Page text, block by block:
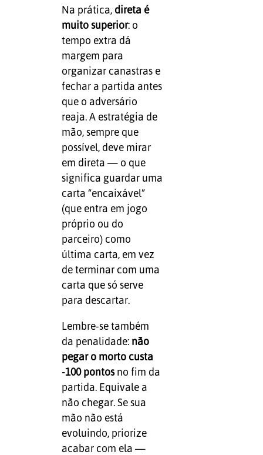
Na prática, direta é
muito superior: o
tempo extra dá
margem para
organizar canastras e
fechar a partida antes
que o adversário
reaja. A estratégia de
mão, sempre que
possível, deve mirar
em direta — o que
significa guardar uma
carta “encaixável”
(que entra em jogo
próprio ou do
parceiro) como
última carta, em vez
de terminar com uma
carta que só serve
para descartar.
Lembre-se também
da penalidade: não
pegar o morto custa
-100 pontosno fim da
partida. Equivale a
não chegar. Se sua
mão não está
evoluindo, priorize
acabar com ela —